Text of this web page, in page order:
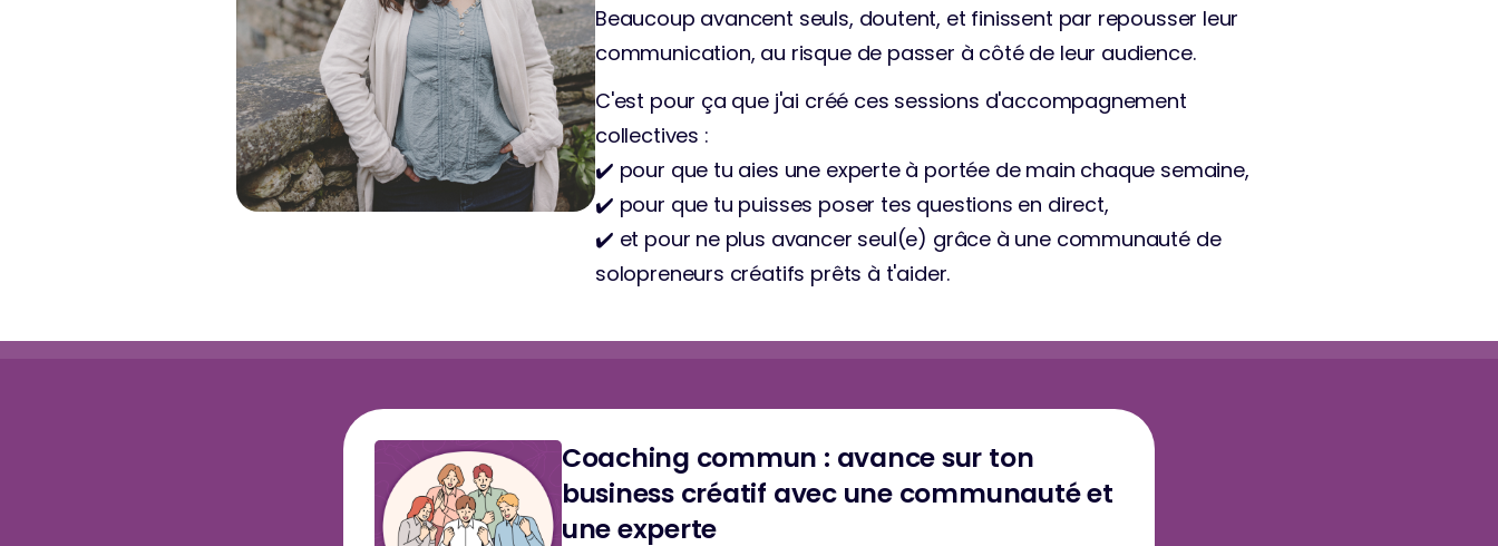
Beaucoup avancent seuls, doutent, et finissent par repousser leur
communication, au risque de passer à côté de leur audience.
C'est pour ça que j'ai créé ces sessions d'accompagnement
collectives :
✔️ pour que tu aies une experte à portée de main chaque semaine,
✔️ pour que tu puisses poser tes questions en direct,
✔️ et pour ne plus avancer seul(e) grâce à une communauté de
solopreneurs créatifs prêts à t'aider.
Coaching commun : avance sur ton
business créatif avec une communauté et
une experte